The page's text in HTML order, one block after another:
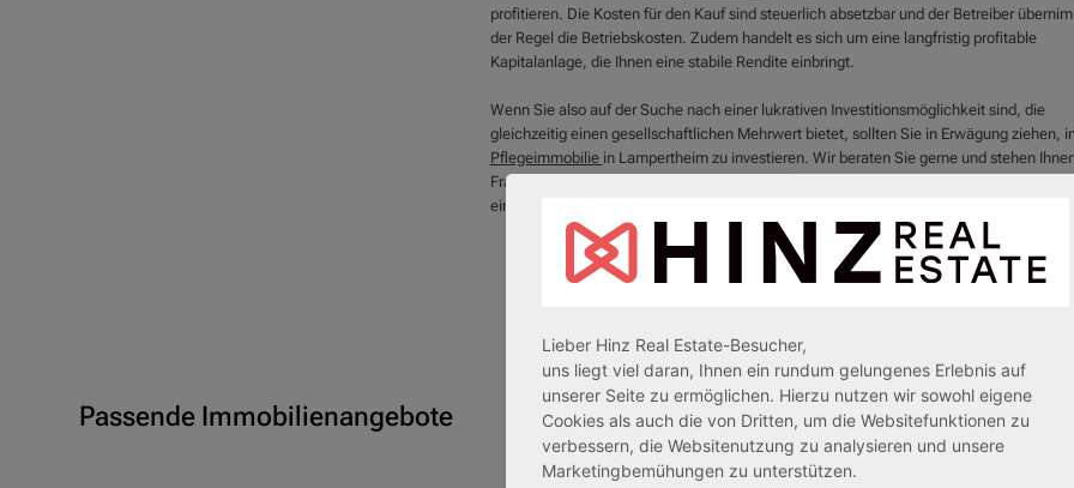
profitieren. Die Kosten für den Kauf sind steuerlich absetzbar und der Betreiber
der Regel die Betriebskosten. Zudem handelt es sich um eine langfristig profitable
Kapitalanlage, die Ihnen eine stabile Rendite einbringt.
Wenn Sie also auf der Suche nach einer lukrativen Investitionsmöglichkeit sind, die
gleichzeitig einen gesellschaftlichen Mehrwert bietet, sollten Sie in Erwägung ziehen,
Pflegeimmobilie in Lampertheim zu investieren. Wir beraten Sie gerne und stehen
Fragen zur Verfügung. Kontaktieren Sie uns noch heute und sichern Sie sich Ihre
einer
Passende Immobilienangebote
Lieber Hinz Real Estate-Besucher,
uns liegt viel daran, Ihnen ein rundum gelungenes Erlebnis auf
unserer Seite zu ermöglichen. Hierzu nutzen wir sowohl eigene
Cookies als auch die von Dritten, um die Websitefunktionen zu
verbessern, die Websitenutzung zu analysieren und unsere
Marketingbemühungen zu unterstützen.